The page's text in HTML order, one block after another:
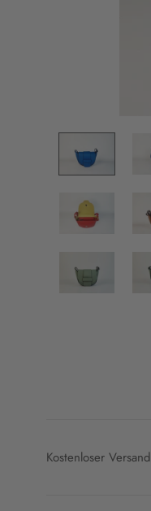
Kostenloser Versand